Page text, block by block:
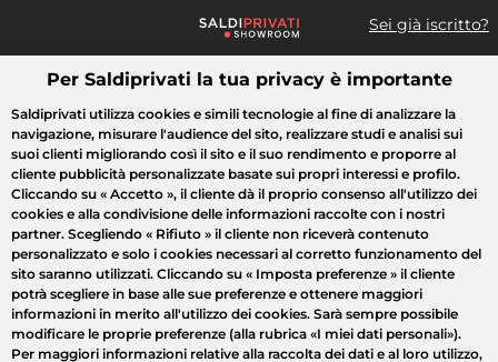
Sei già iscritto?
Cosa cerchi?
Tutte le vendite Moda Casa Bellezza Elettrodomestici
Per Saldiprivati la tua privacy è importante
Saldiprivati utilizza cookies e simili tecnologie al fine di analizzare la
navigazione, misurare l'audience del sito, realizzare studi e analisi sui
suoi clienti migliorando così il sito e il suo rendimento e proporre al
cliente pubblicità personalizzate basate sui propri interessi e profilo.
Cliccando su « Accetto », il cliente dà il proprio consenso all'utilizzo dei
cookies e alla condivisione delle informazioni raccolte con i nostri
partner. Scegliendo « Rifiuto » il cliente non riceverà contenuto
personalizzato e solo i cookies necessari al corretto funzionamento del
sito saranno utilizzati. Cliccando su « Imposta preferenze » il cliente
potrà scegliere in base alle sue preferenze e ottenere maggiori
informazioni in merito all'utilizzo dei cookies. Sarà sempre possibile
modificare le proprie preferenze (alla rubrica «I miei dati personali»).
Per maggiori informazioni relative alla raccolta dei dati e al loro utilizzo,